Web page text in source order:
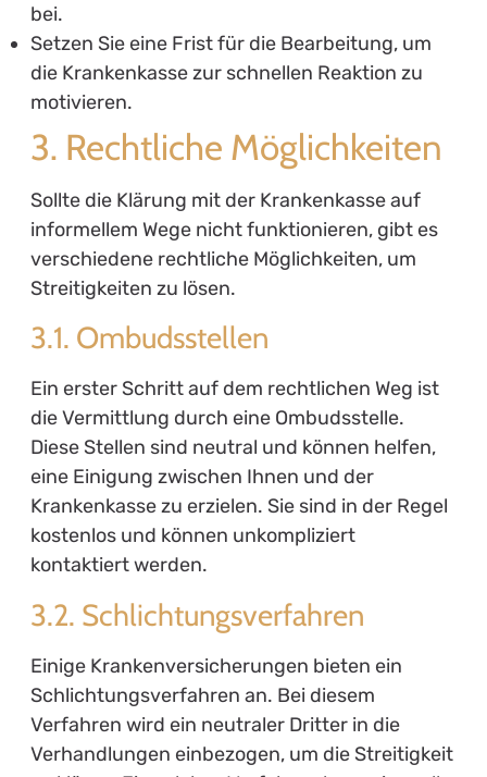
bei.
Setzen Sie eine Frist für die Bearbeitung, um
die Krankenkasse zur schnellen Reaktion zu
motivieren.
3. Rechtliche Möglichkeiten
Sollte die Klärung mit der Krankenkasse auf
informellem Wege nicht funktionieren, gibt es
verschiedene rechtliche Möglichkeiten, um
Streitigkeiten zu lösen.
3.1. Ombudsstellen
Ein erster Schritt auf dem rechtlichen Weg ist
die Vermittlung durch eine Ombudsstelle.
Diese Stellen sind neutral und können helfen,
eine Einigung zwischen Ihnen und der
Krankenkasse zu erzielen. Sie sind in der Regel
kostenlos und können unkompliziert
kontaktiert werden.
3.2. Schlichtungsverfahren
Einige Krankenversicherungen bieten ein
Schlichtungsverfahren an. Bei diesem
Verfahren wird ein neutraler Dritter in die
Verhandlungen einbezogen, um die Streitigkeit